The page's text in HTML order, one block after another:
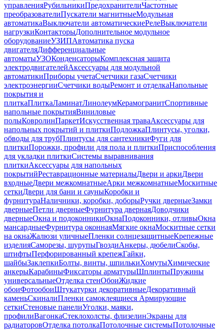
управленияРубильникиПредохранителиЧастотные
преобразователиПускатели магнитныеМодульная
автоматикаВыключатели автоматическиеРелеВыключатели
нагрузкиКонтакторыДополнительное модульное
оборудованиеУЗИПАвтоматика пуска
двигателяДифференциальные
автоматыУЗОКонденсаторыКомплексная защита
электродвигателейАксессуары для модульной
автоматикиПриборы учетаСчетчики газаСчетчики
электроэнергииСчетчики водыРемонт и отделкаНапольные
покрытия и
плиткаПлиткаЛаминатЛинолеумКерамогранитСпортивные
напольные покрытияВиниловые
полыКовролинПаркетИскусственная траваАксессуары для
напольных покрытий и плиткиПодложкаПлинтусы, уголки,
обводы для трубПлинтусы для сантехникиФуги для
плиткиПорожки, профили для пола и плиткиПриспособления
для укладки плиткиСистемы выравнивания
плиткиАксессуары для напольных
покрытийРеставрационные материалыДвери и аркиДвери
входныеДвери межкомнатныеАрки межкомнатныеМоскитные
сеткиДвери для бани и сауныКоробки и
фурнитураНаличники, коробки, доборыРучки дверныеЗамки
дверныеПетли дверныеФурнитура двернаяДоводчики
дверныеОкна и подоконникиОкнаПодоконники, отливыОкна
мансардныеФурнитура оконнаяМягкие окнаМоскитные сетки
на окнаЖалюзи уличныеПленки солнцезащитныеКрепежные
изделияСаморезы, шурупыГвоздиАнкеры, дюбелиСкобы,
штифтыПерфорированный крепежГайки,
шайбыЗаклепкиБолты, винты, шпилькиХомутыХимические
анкерыКарабиныФиксаторы арматурыШплинтыПружины
универсальныеОтделка стенОбоиЖидкие
обоиФотообоиШтукатурки декоративныеДекоративный
каменьСкиналиПленки самоклеящиеся Армирующие
сеткиСтеновые панелиУголки, маяки,
профилиВагонкаСтеклохолсты, флизелинЭкраны для
радиаторовОтделка потолкаПотолочные системыПотолочные